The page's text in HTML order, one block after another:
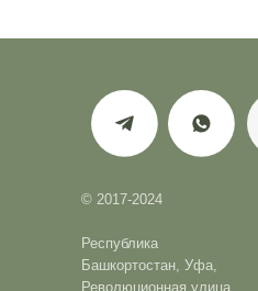
© 2017-2024
Республика
Башкортостан, Уфа,
Революционная улица,